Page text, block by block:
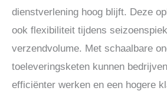
dienstverlening hoog blijft. Deze
ook flexibiliteit tijdens
verzendvolume. Met schaalbare
toeleveringsketen kunnen
efficiënter werken en een hogere